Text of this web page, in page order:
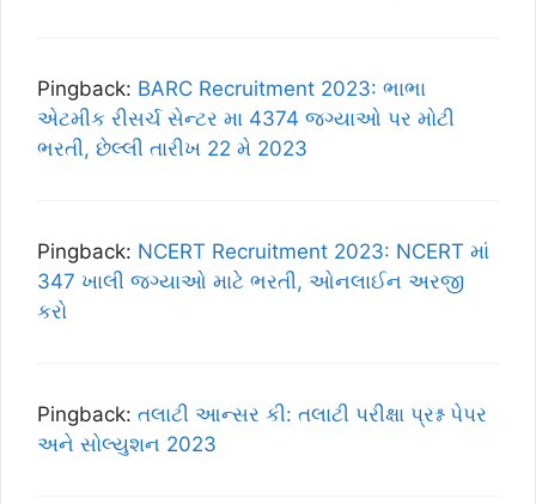
Pingback: BARC Recruitment 2023: ભાભા
એટમીક રીસર્ચ સેન્ટર મા 4374 જગ્યાઓ પર મોટી
ભરતી, છેલ્લી તારીખ 22 મે 2023
Pingback: NCERT Recruitment 2023: NCERT માં
347 ખાલી જગ્યાઓ માટે ભરતી, ઓનલાઈન અરજી
કરો
Pingback: તલાટી આન્સર કી: તલાટી પરીક્ષા પ્રશ્ન પેપર
અને સોલ્યુશન 2023